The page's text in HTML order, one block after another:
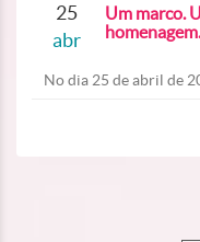
25
abr
Um marco.
No dia 25 de abril de